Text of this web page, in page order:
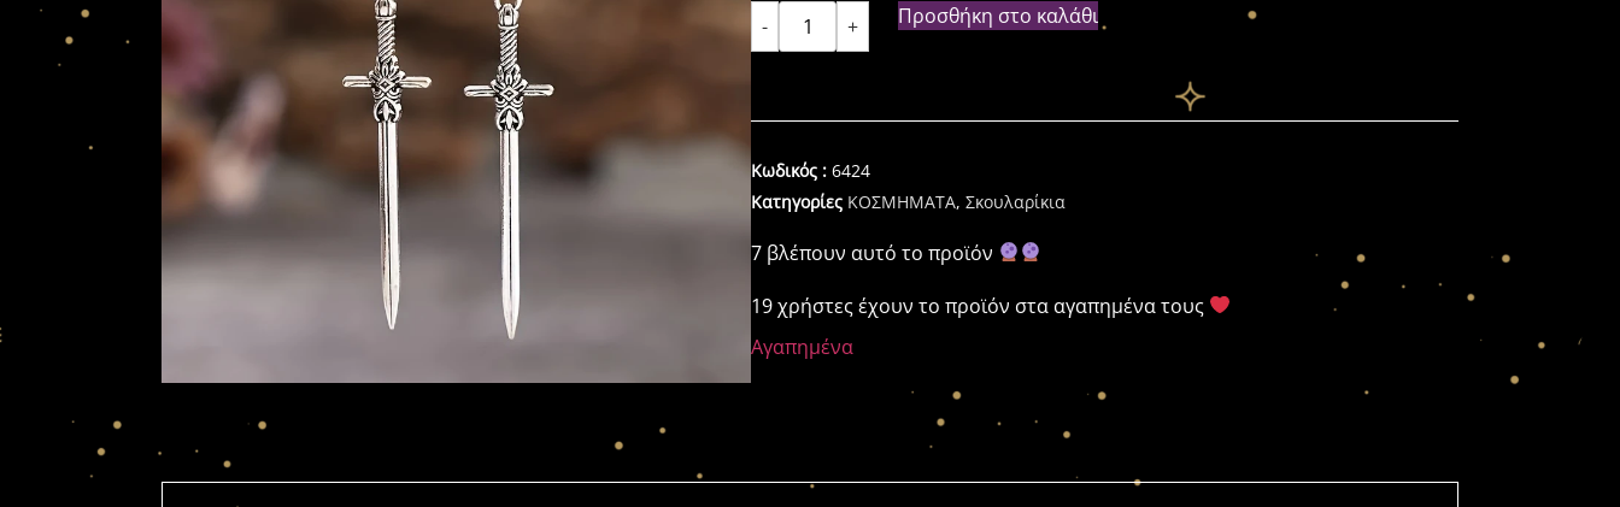
- + Προσθήκη στο καλάθι
Κωδικός :6424
Κατηγορίες ΚΟΣΜΗΜΑΤΑ,Σκουλαρίκια
7 βλέπουν αυτό το προϊόν
19 χρήστες έχουν το προϊόν στα αγαπημένα τους
Αγαπημένα